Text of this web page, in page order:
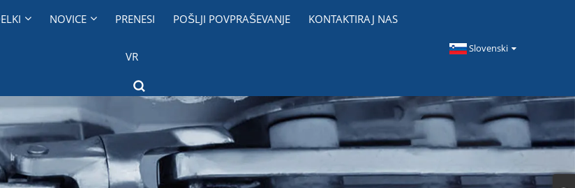
NOVICE PRENESI POŠLJI POVPRAŠEVANJE KONTAKTIRAJ NAS
VR
Slovenski